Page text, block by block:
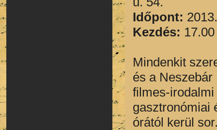
Időpont:
Kezdés: 17.00
Mindenkit
és a
filmes-
gasztronómiai
órától kerül